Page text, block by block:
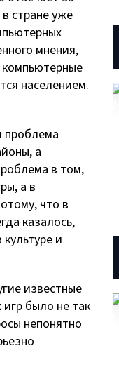
стране уже
мнения,
населением.
проблема
а
в том,
а в
что в
казалось,
и
известные
было не так
непонятно